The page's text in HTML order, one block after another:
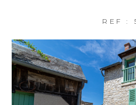
REF :
COUPS DE